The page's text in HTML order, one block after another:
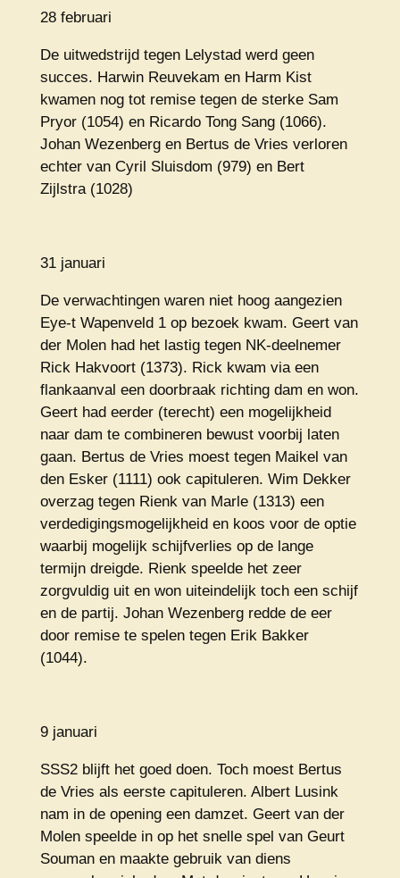
28 februari
De uitwedstrijd tegen Lelystad werd geen
succes. Harwin Reuvekam en Harm Kist
kwamen nog tot remise tegen de sterke Sam
Pryor (1054) en Ricardo Tong Sang (1066).
Johan Wezenberg en Bertus de Vries verloren
echter van Cyril Sluisdom (979) en Bert
Zijlstra (1028)
31 januari
De verwachtingen waren niet hoog aangezien
Eye-t Wapenveld 1 op bezoek kwam. Geert van
der Molen had het lastig tegen NK-deelnemer
Rick Hakvoort (1373). Rick kwam via een
flankaanval een doorbraak richting dam en won.
Geert had eerder (terecht) een mogelijkheid
naar dam te combineren bewust voorbij laten
gaan. Bertus de Vries moest tegen Maikel van
den Esker (1111) ook capituleren. Wim Dekker
overzag tegen Rienk van Marle (1313) een
verdedigingsmogelijkheid en koos voor de optie
waarbij mogelijk schijfverlies op de lange
termijn dreigde. Rienk speelde het zeer
zorgvuldig uit en won uiteindelijk toch een schijf
en de partij. Johan Wezenberg redde de eer
door remise te spelen tegen Erik Bakker
(1044).
9 januari
SSS2 blijft het goed doen. Toch moest Bertus
de Vries als eerste capituleren. Albert Lusink
nam in de opening een damzet. Geert van der
Molen speelde in op het snelle spel van Geurt
Souman en maakte gebruik van diens